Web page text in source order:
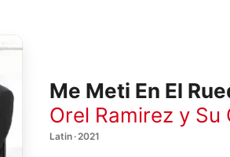
Me Meti En El
Orel Ramirez y Su
Latin · 2021